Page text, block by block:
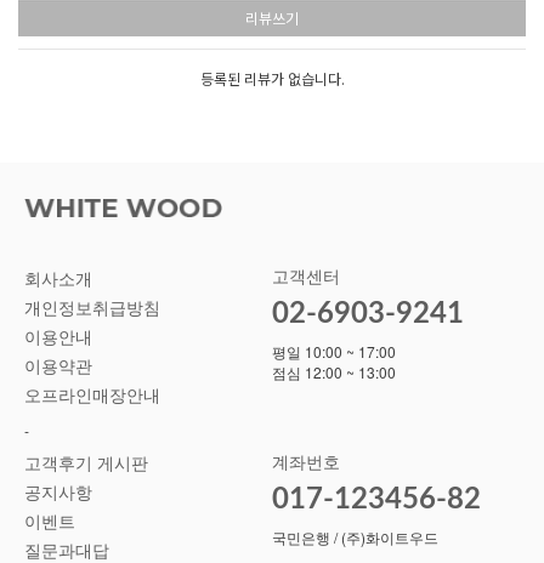
리뷰쓰기
등록된 리뷰가 없습니다.
회사소개
개인정보취급방침
이용안내
이용약관
오프라인매장안내
-
고객후기 게시판
공지사항
이벤트
질문과대답
고객센터
02-6903-9241
평일 10:00 ~ 17:00
점심 12:00 ~ 13:00
계좌번호
017-123456-82
국민은행 / (주)화이트우드